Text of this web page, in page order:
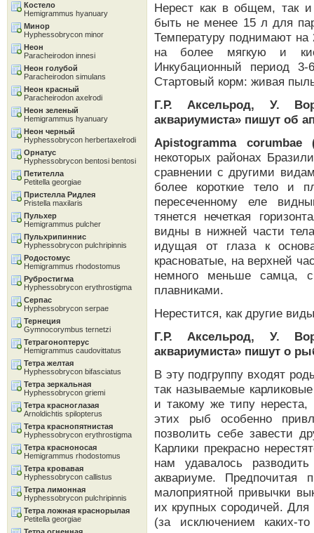
Нерест как в общем, так
быть не менее 15 л для
Температуру поднимают
на более мягкую и
Инкубационный период
Стартовый корм: живая
Г.Р. Аксельрод, У.
аквариумиста» пишут об
Apistogramma corumbae
некоторых районах
сравнении с другими
более короткие тело и
пересеченному еле
тянется нечеткая
видны в нижней части
идущая от глаза к
красноватые, на верхней
немного меньше самца,
плавниками.
Нерестится, как другие
Г.Р. Аксельрод, У.
аквариумиста» пишут о
В эту подгруппу входят
так называемые
и такому же типу
этих рыб особенно
позволить себе завести
Карлики прекрасно
нам удавалось
аквариуме. Предпочитая
малоприятной привычки
их крупных сородичей. Для
(за исключением каких-
Костело
Hemigrammus hyanuary
Минор
Hyphessobrycon minor
Неон
Paracheirodon innesi
Неон голубой
Paracheirodon simulans
Неон красный
Paracheirodon axelrodi
Неон зеленый
Hemigrammus hyanuary
Неон черный
Hyphessobrycon herbertaxelrodi
Орнатус
Hyphessobrycon bentosi bentosi
Петителла
Petitella georgiae
Пристелла Ридлея
Pristella maxilaris
Пульхер
Hemigrammus pulcher
Пульхрипиннис
Hyphessobrycon pulchripinnis
Родостомус
Hemigrammus rhodostomus
Рубростигма
Hyphessobrycon erythrostigma
Серпас
Hyphessobrycon serpae
Тернеция
Gymnocorymbus ternetzi
Тетрагоноптерус
Hemigrammus caudovittatus
Тетра желтая
Hyphessobrycon bifasciatus
Тетра зеркальная
Hyphessobrycon griemi
Тетра красноглазая
Arnoldichtis spilopterus
Тетра краснопятнистая
Hyphessobrycon erythrostigma
Тетра красноносая
Hemigrammus rhodostomus
Тетра кровавая
Hyphessobrycon callistus
Тетра лимонная
Hyphessobrycon pulchripinnis
Тетра ложная краснорылая
Petitella georgiae